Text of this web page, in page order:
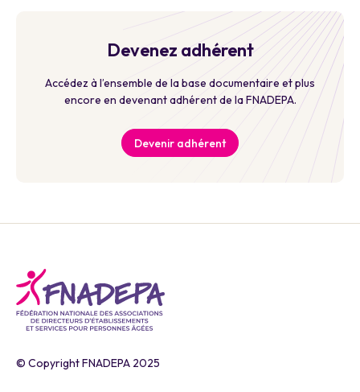
Devenez adhérent
Accédez à l’ensemble de la base documentaire et plus
encore en devenant adhérent de la FNADEPA.
Devenir adhérent
© Copyright FNADEPA 2025